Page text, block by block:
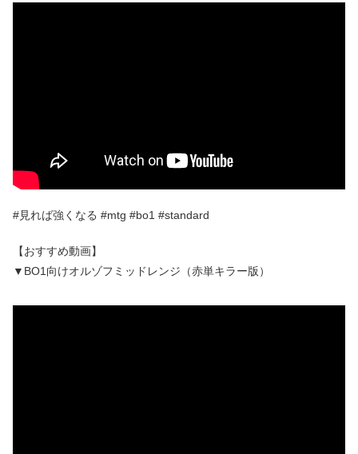
#見れば強くなる #mtg #bo1 #standard
【おすすめ動画】
▼BO1向けオルゾフミッドレンジ（赤単キラー版）